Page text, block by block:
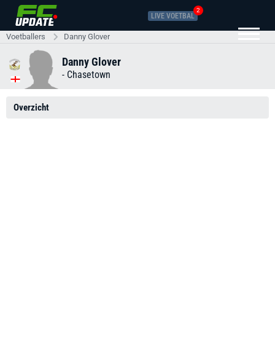
LIVE VOETBAL
2
Voetballers Danny Glover
Danny Glover
- Chasetown
Overzicht